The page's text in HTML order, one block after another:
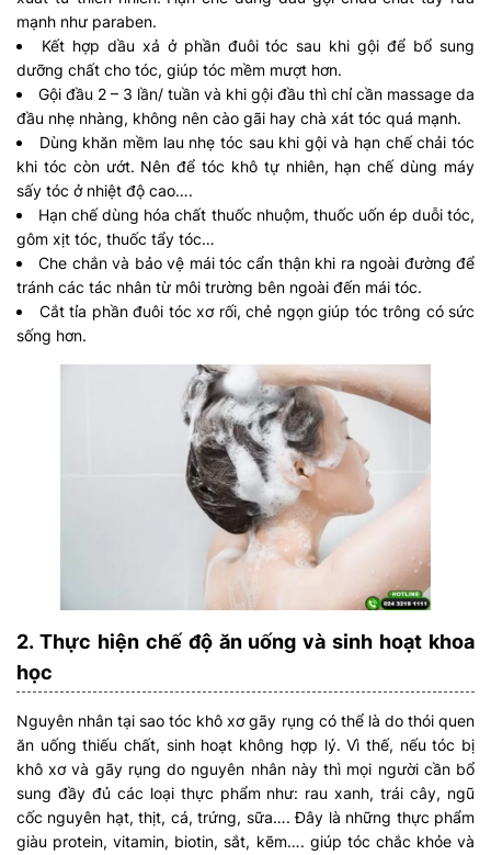
mạnh như paraben.
Kết hợp dầu xả ở phần đuôi tóc sau khi gội để bổ sung
dưỡng chất cho tóc, giúp tóc mềm mượt hơn.
Gội đầu 2 – 3 lần/ tuần và khi gội đầu thì chỉ cần massage da
đầu nhẹ nhàng, không nên cào gãi hay chà xát tóc quá mạnh.
Dùng khăn mềm lau nhẹ tóc sau khi gội và hạn chế chải tóc
khi tóc còn ướt. Nên để tóc khô tự nhiên, hạn chế dùng máy
sấy tóc ở nhiệt độ cao….
Hạn chế dùng hóa chất thuốc nhuộm, thuốc uốn ép duỗi tóc,
gôm xịt tóc, thuốc tẩy tóc…
Che chắn và bảo vệ mái tóc cẩn thận khi ra ngoài đường để
tránh các tác nhân từ môi trường bên ngoài đến mái tóc.
Cắt tỉa phần đuôi tóc xơ rối, chẻ ngọn giúp tóc trông có sức
sống hơn.
2. Thực hiện chế độ ăn uống và sinh hoạt khoa
học
Nguyên nhân tại sao tóc khô xơ gãy rụng có thể là do thói quen
ăn uống thiếu chất, sinh hoạt không hợp lý. Vì thế, nếu tóc bị
khô xơ và gãy rụng do nguyên nhân này thì mọi người cần bổ
sung đầy đủ các loại thực phẩm như: rau xanh, trái cây, ngũ
cốc nguyên hạt, thịt, cá, trứng, sữa…. Đây là những thực phẩm
giàu protein, vitamin, biotin, sắt, kẽm…. giúp tóc chắc khỏe và